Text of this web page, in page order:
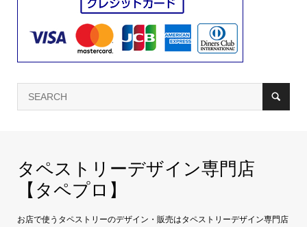
タペストリーデザイン専門店
【タペプロ】
お店で使うタペストリーのデザイン・販売はタペストリーデザイン専門店